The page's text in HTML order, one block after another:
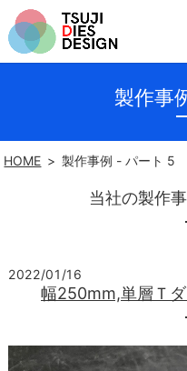
製作事
HOME 製作事例 - パート 5
当社の製作
2022/01/16
幅250mm,単層Ｔダ